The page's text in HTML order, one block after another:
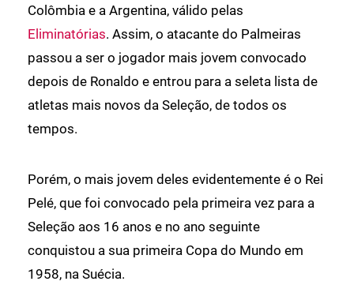
Colômbia e a Argentina, válido pelas
Eliminatórias. Assim, o atacante do Palmeiras
passou a ser o jogador mais jovem convocado
depois de Ronaldo e entrou para a seleta lista de
atletas mais novos da Seleção, de todos os
tempos.
Porém, o mais jovem deles evidentemente é o Rei
Pelé, que foi convocado pela primeira vez para a
Seleção aos 16 anos e no ano seguinte
conquistou a sua primeira Copa do Mundo em
1958, na Suécia.